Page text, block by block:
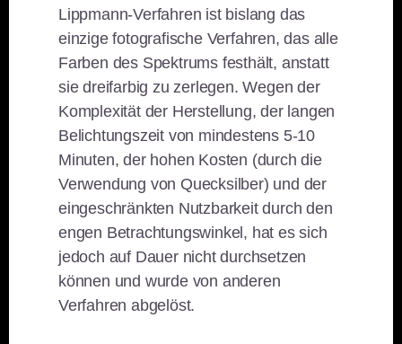
Lippmann-Verfahren ist bislang das
einzige fotografische Verfahren, das alle
Farben des Spektrums festhält, anstatt
sie dreifarbig zu zerlegen. Wegen der
Komplexität der Herstellung, der langen
Belichtungszeit von mindestens 5-10
Minuten, der hohen Kosten (durch die
Verwendung von Quecksilber) und der
eingeschränkten Nutzbarkeit durch den
engen Betrachtungswinkel, hat es sich
jedoch auf Dauer nicht durchsetzen
können und wurde von anderen
Verfahren abgelöst.